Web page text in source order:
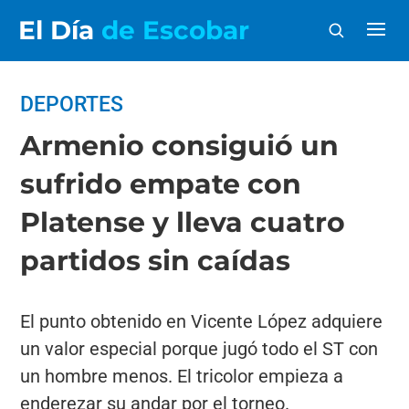
El Día de Escobar
DEPORTES
Armenio consiguió un
sufrido empate con
Platense y lleva cuatro
partidos sin caídas
El punto obtenido en Vicente López adquiere
un valor especial porque jugó todo el ST con
un hombre menos. El tricolor empieza a
enderezar su andar por el torneo.